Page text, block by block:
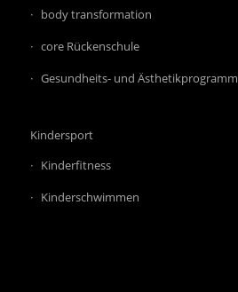
body transformation
core Rückenschule
Gesundheits- und Ästhetikprogramm
Kindersport
Kinderfitness
Kinderschwimmen